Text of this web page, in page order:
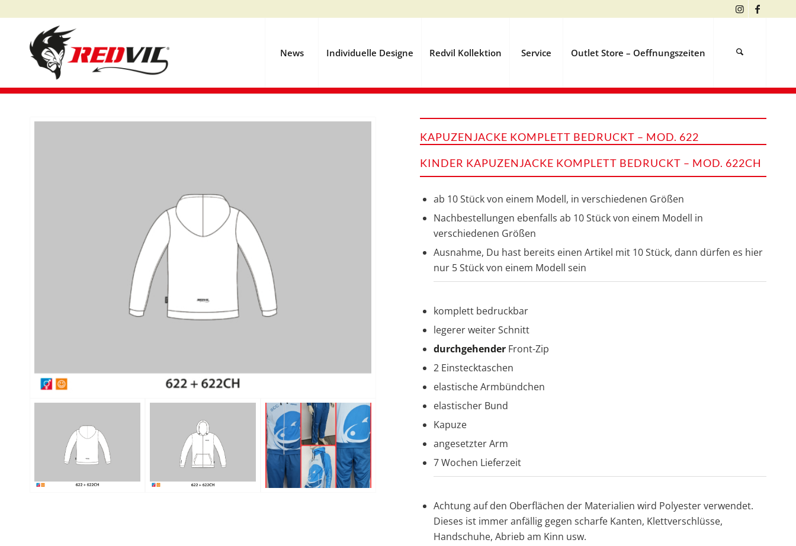
News Individuelle Designe Redvil Kollektion Service Outlet Store – Oeffnungszeiten
KAPUZENJACKE KOMPLETT BEDRUCKT – MOD. 622
KINDER KAPUZENJACKE KOMPLETT BEDRUCKT – MOD. 622CH
ab 10 Stück von einem Modell, in verschiedenen Größen
Nachbestellungen ebenfalls ab 10 Stück von einem Modell in
verschiedenen Größen
Ausnahme, Du hast bereits einen Artikel mit 10 Stück, dann dürfen es hier
nur 5 Stück von einem Modell sein
komplett bedruckbar
legerer weiter Schnitt
durchgehender Front-Zip
2 Einstecktaschen
elastische Armbündchen
elastischer Bund
Kapuze
angesetzter Arm
7 Wochen Lieferzeit
Achtung auf den Oberflächen der Materialien wird Polyester verwendet.
Dieses ist immer anfällig gegen scharfe Kanten, Klettverschlüsse,
Handschuhe, Abrieb am Kinn usw.